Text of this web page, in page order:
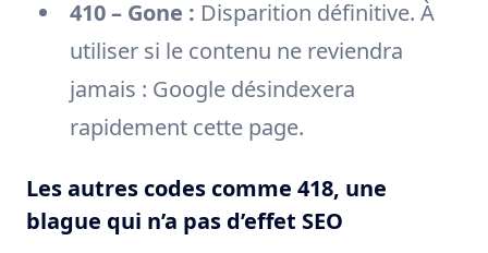
410 – Gone : Disparition définitive. À
utiliser si le contenu ne reviendra
jamais : Google désindexera
rapidement cette page.
Les autres codes comme 418, une
blague qui n’a pas d’effet SEO